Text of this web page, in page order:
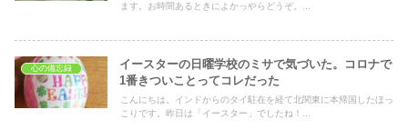
ます。お時間あるときによかっやらどうぞ。...
心の備忘録
イースターの日曜学校のミサで気づいた。コロナで
1番きついことってコレだった
こんにちは。インドからのタイ駐在を経て北関東に本帰国したほっ
こりです。昨日は「イースター」でしたね！...